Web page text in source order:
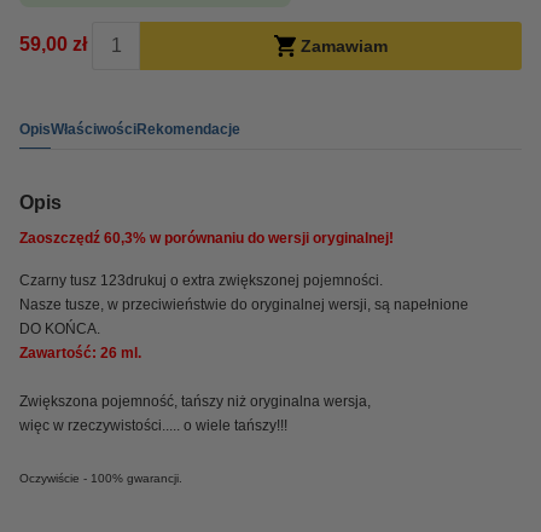
59,00 zł Zamawiam
OpisWłaściwościRekomendacje
Opis
Zaoszczędź 60,3% w porównaniu do wersji oryginalnej!
Czarny tusz 123drukuj o extra zwiększonej pojemności.
Nasze tusze, w przeciwieństwie do oryginalnej wersji, są napełnione
DO KOŃCA.
Zawartość: 26 ml.
Zwiększona pojemność, tańszy niż oryginalna wersja,
więc w rzeczywistości..... o wiele tańszy!!!
Oczywiście - 100% gwarancji.